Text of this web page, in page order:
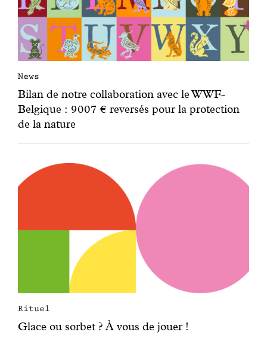
News
Bilan de notre collaboration avec le WWF-
Belgique : 9007 € reversés pour la protection
de la nature
Rituel
Glace ou sorbet ? À vous de jouer !